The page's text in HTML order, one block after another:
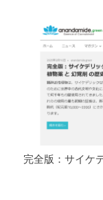
完全版：サイケ